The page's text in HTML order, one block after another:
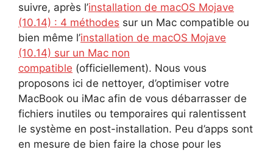
suivre, après l’installation de macOS Mojave
(10.14) : 4 méthodes sur un Mac compatible ou
bien même l’installation de macOS Mojave
(10.14) sur un Mac non
compatible (officiellement). Nous vous
proposons ici de nettoyer, d’optimiser votre
MacBook ou iMac afin de vous débarrasser de
fichiers inutiles ou temporaires qui ralentissent
le système en post-installation. Peu d’apps sont
en mesure de bien faire la chose pour les